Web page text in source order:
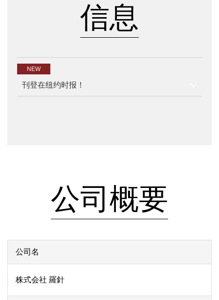
信息
NEW
刊登在纽约时报！
公司概要
公司名
株式会社 羅針